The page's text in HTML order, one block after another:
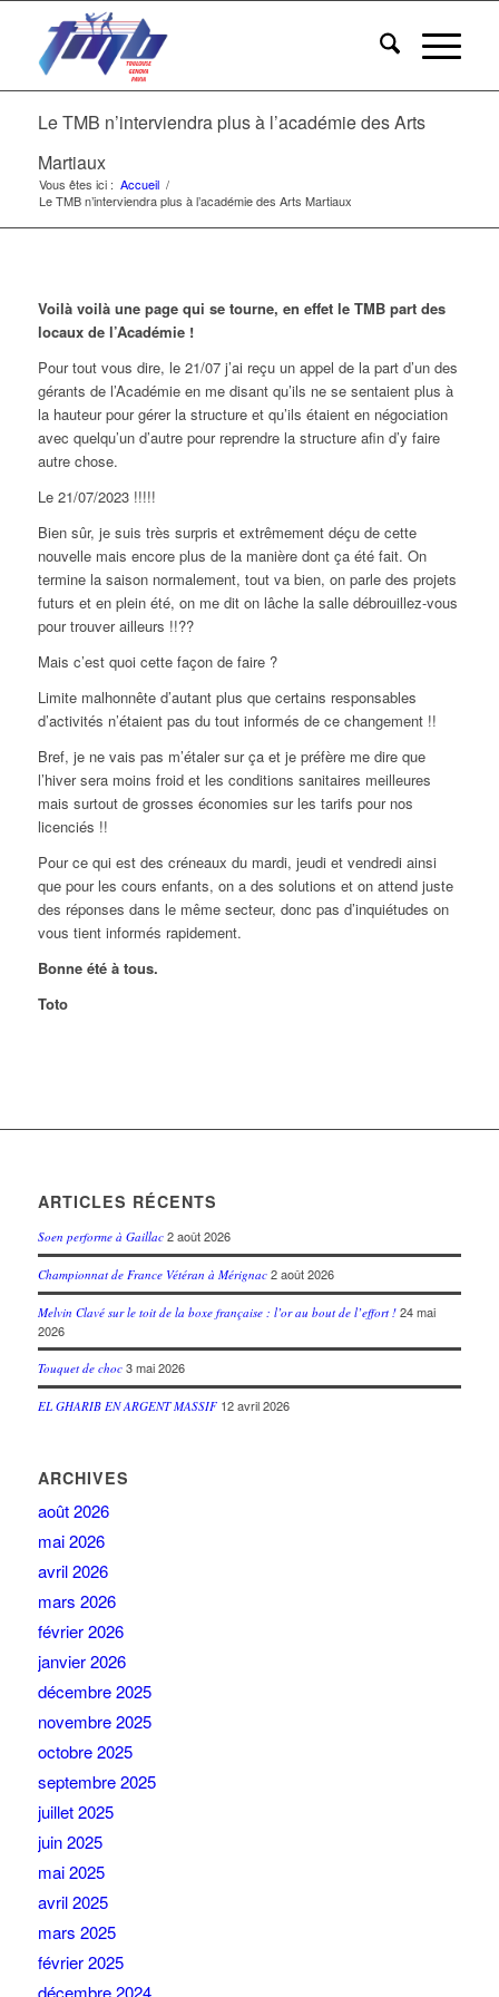
Le TMB n’interviendra plus à l’académie des Arts
Martiaux
Vous êtes ici : Accueil /
Le TMB n’interviendra plus à l’académie des Arts Martiaux
Voilà voilà une page qui se tourne, en effet le TMB part des
locaux de l’Académie !
Pour tout vous dire, le 21/07 j’ai reçu un appel de la part d’un des
gérants de l’Académie en me disant qu’ils ne se sentaient plus à
la hauteur pour gérer la structure et qu’ils étaient en négociation
avec quelqu’un d’autre pour reprendre la structure afin d’y faire
autre chose.
Le 21/07/2023 !!!!!
Bien sûr, je suis très surpris et extrêmement déçu de cette
nouvelle mais encore plus de la manière dont ça été fait. On
termine la saison normalement, tout va bien, on parle des projets
futurs et en plein été, on me dit on lâche la salle débrouillez-vous
pour trouver ailleurs !!??
Mais c’est quoi cette façon de faire ?
Limite malhonnête d’autant plus que certains responsables
d’activités n’étaient pas du tout informés de ce changement !!
Bref, je ne vais pas m’étaler sur ça et je préfère me dire que
l’hiver sera moins froid et les conditions sanitaires meilleures
mais surtout de grosses économies sur les tarifs pour nos
licenciés !!
Pour ce qui est des créneaux du mardi, jeudi et vendredi ainsi
que pour les cours enfants, on a des solutions et on attend juste
des réponses dans le même secteur, donc pas d’inquiétudes on
vous tient informés rapidement.
Bonne été à tous.
Toto
ARTICLES RÉCENTS
Soen performe à Gaillac 2 août 2026
Championnat de France Vétéran à Mérignac 2 août 2026
Melvin Clavé sur le toit de la boxe française : l’or au bout de l’effort ! 24 mai
2026
Touquet de choc 3 mai 2026
EL GHARIB EN ARGENT MASSIF 12 avril 2026
ARCHIVES
août 2026
mai 2026
avril 2026
mars 2026
février 2026
janvier 2026
décembre 2025
novembre 2025
octobre 2025
septembre 2025
juillet 2025
juin 2025
mai 2025
avril 2025
mars 2025
février 2025
décembre 2024